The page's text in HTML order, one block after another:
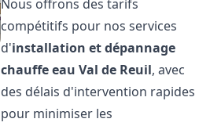
Nous offrons des tarifs
compétitifs pour nos services
d'installation et dépannage
chauffe eau Val de Reuil, avec
des délais d'intervention rapides
pour minimiser les